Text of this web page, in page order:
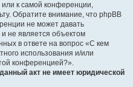
к самой конференции,
Обратите внимание, что phpBB
не может давать
не является объектом
в ответе на вопрос «С кем
использования и/или
конференцией?».
акт не имеет юридической